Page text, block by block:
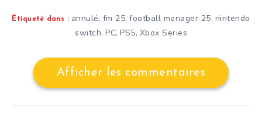
Étiqueté dans : annulé, fm 25,football manager 25, nintendo
switch, PC, PS5, Xbox Series
Afficher les commentaires